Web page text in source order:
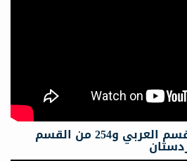
صدور العدد 713 من القسم العربي و254 من القسم